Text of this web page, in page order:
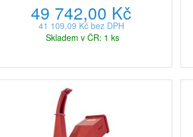
49 742,00 Kč
41 109,09 Kč bez DPH
Skladem v ČR: 1 ks